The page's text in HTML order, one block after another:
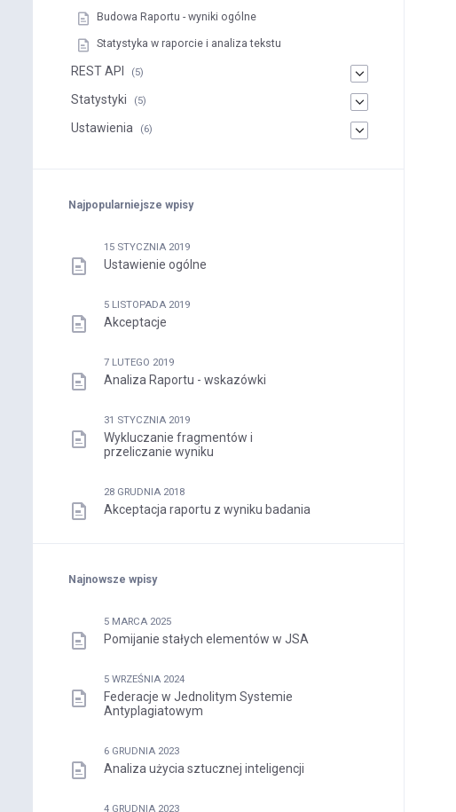
Budowa Raportu - wyniki ogólne
Statystyka w raporcie i analiza tekstu
REST API (5)
Statystyki (5)
Ustawienia (6)
Najpopularniejsze wpisy
15 STYCZNIA 2019
Ustawienie ogólne
5 LISTOPADA 2019
Akceptacje
7 LUTEGO 2019
Analiza Raportu - wskazówki
31 STYCZNIA 2019
Wykluczanie fragmentów i
przeliczanie wyniku
28 GRUDNIA 2018
Akceptacja raportu z wyniku badania
Najnowsze wpisy
5 MARCA 2025
Pomijanie stałych elementów w JSA
5 WRZEŚNIA 2024
Federacje w Jednolitym Systemie
Antyplagiatowym
6 GRUDNIA 2023
Analiza użycia sztucznej inteligencji
4 GRUDNIA 2023